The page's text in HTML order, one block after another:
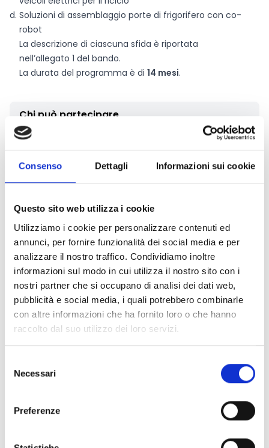
Consenso Dettagli Informazioni sui cookie
Questo sito web utilizza i cookie
Utilizziamo i cookie per personalizzare contenuti ed
annunci, per fornire funzionalità dei social media e per
analizzare il nostro traffico. Condividiamo inoltre
informazioni sul modo in cui utilizza il nostro sito con i
nostri partner che si occupano di analisi dei dati web,
pubblicità e social media, i quali potrebbero combinarle
con altre informazioni che ha fornito loro o che hanno
raccolto dal suo utilizzo dei loro servizi.
delNecessari
Preferenze
Soluzioni di assemblaggio porte di frigorifero con co-
robot
La descrizione di ciascuna sfida è riportata
nell’allegato 1 del bando.
La durata del programma è di 14 mesi.
Chi può partecipare
Il bando sarà aperto a diverse tipologie di
Le seguenti organizzazioni possono candidarsi, sia
individualmente (come entità singola) sia in un
Micro, piccole e medie imprese
tecnologie affini (PMI)
Start-up
Le seguenti entità possono candidarsi comesecondo
partnerin un consorzio:
Organizzazioni industriali che forniscono alle
PMI/Start-up casi d’uso e ambienti ad alto TRL per il
test e la validazione delle soluzioni
Integratori/fornitori di servizi di ingegneria che
supportano le PMI/Start-up nell’integrazione delle
Istituti di ricerca, infrastrutture di ricerca,
Si fa presente che
(FSTP).Le PMI/Start-up saranno il partner capofila sia